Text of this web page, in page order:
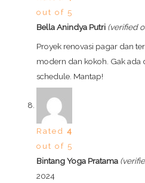
out of 5
Bella Anindya Putri (verified
Proyek renovasi pagar dan
modern dan kokoh. Gak ada
schedule. Mantap!
Rated4
out of 5
Bintang Yoga Pratama
2024